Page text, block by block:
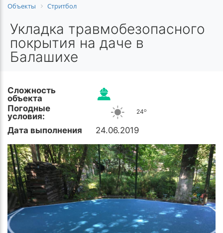
Объекты Стритбол
Укладка травмобезопасного
покрытия на даче в
Балашихе
Сложность
объекта
Погодные
условия:
24o
Дата выполнения 24.06.2019